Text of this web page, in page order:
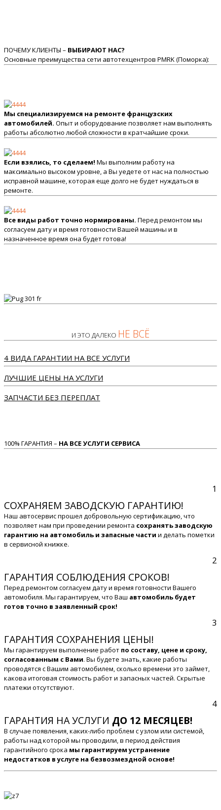
ПОЧЕМУ КЛИЕНТЫ – ВЫБИРАЮТ НАС?
Основные преимущества сети автотехцентров PMRK (Поморка):
Мы специализируемся на ремонте французских
автомобилей. Опыт и оборудование позволяет нам выполнять
работы абсолютно любой сложности в кратчайшие сроки.
Если взялись, то сделаем! Мы выполним работу на
максимально высоком уровне, а Вы уедете от нас на полностью
исправной машине, которая еще долго не будет нуждаться в
ремонте.
Все виды работ точно нормированы. Перед ремонтом мы
согласуем дату и время готовности Вашей машины и в
назначенное время она будет готова!
И ЭТО ДАЛЕКО НЕ ВСЁ
4 ВИДА ГАРАНТИИ НА ВСЕ УСЛУГИ
ЛУЧШИЕ ЦЕНЫ НА УСЛУГИ
ЗАПЧАСТИ БЕЗ ПЕРЕПЛАТ
100% ГАРАНТИЯ – НА ВСЕ УСЛУГИ СЕРВИСА
1
СОХРАНЯЕМ ЗАВОДСКУЮ ГАРАНТИЮ!
Наш автосервис прошел добровольную сертификацию, что
позволяет нам при проведении ремонта сохранять заводскую
гарантию на автомобиль и запасные части и делать пометки
в сервисной книжке.
2
ГАРАНТИЯ СОБЛЮДЕНИЯ СРОКОВ!
Перед ремонтом согласуем дату и время готовности Вашего
автомобиля. Мы гарантируем, что Ваш автомобиль будет
готов точно в заявленный срок!
3
ГАРАНТИЯ СОХРАНЕНИЯ ЦЕНЫ!
Мы гарантируем выполнение работ по составу, цене и сроку,
согласованным с Вами. Вы будете знать, какие работы
проводятся с Вашим автомобилем, сколько времени это займет,
какова итоговая стоимость работ и запасных частей. Скрытые
платежи отсутствуют.
4
ГАРАНТИЯ НА УСЛУГИ ДО 12 МЕСЯЦЕВ!
В случае появления, каких-либо проблем с узлом или системой,
работы над которой мы проводили, в период действия
гарантийного срока мы гарантируем устранение
недостатков в услуге на безвозмездной основе!